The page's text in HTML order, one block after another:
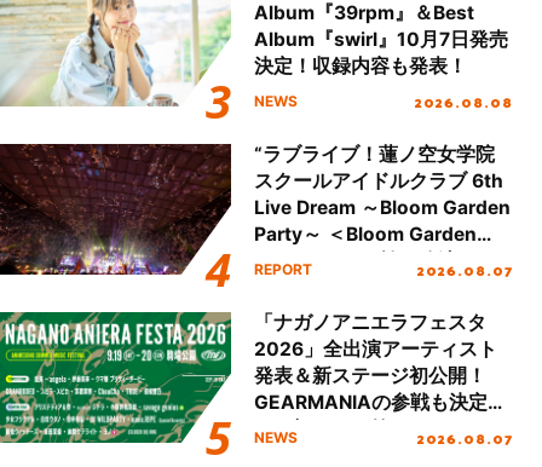
Album『39rpm』＆Best
Album『swirl』10月7日発売
決定！収録内容も発表！
NEWS 2026.08.08
“ラブライブ！蓮ノ空女学院
スクールアイドルクラブ 6th
Live Dream ～Bloom Garden
Party～ ＜Bloom Garden
Party Stage／埼玉公演＞”
REPORT 2026.08.07
「ナガノアニエラフェスタ
2026」全出演アーティスト
発表＆新ステージ初公開！
GEARMANIAの参戦も決定
し、初となる第3ステージの
NEWS 2026.08.07